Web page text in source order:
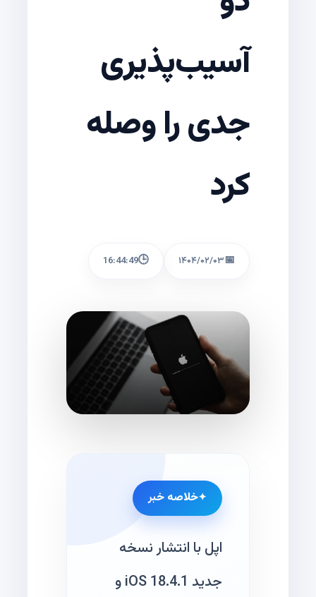
آسیب‌پذیری
جدی را وصله
کرد
📅۱۴۰۴/۰۲/۰۳ 🕒
16:44:49
خلاصه خبر
اپل با انتشار نسخه
جدید iOS 18.4.1 و